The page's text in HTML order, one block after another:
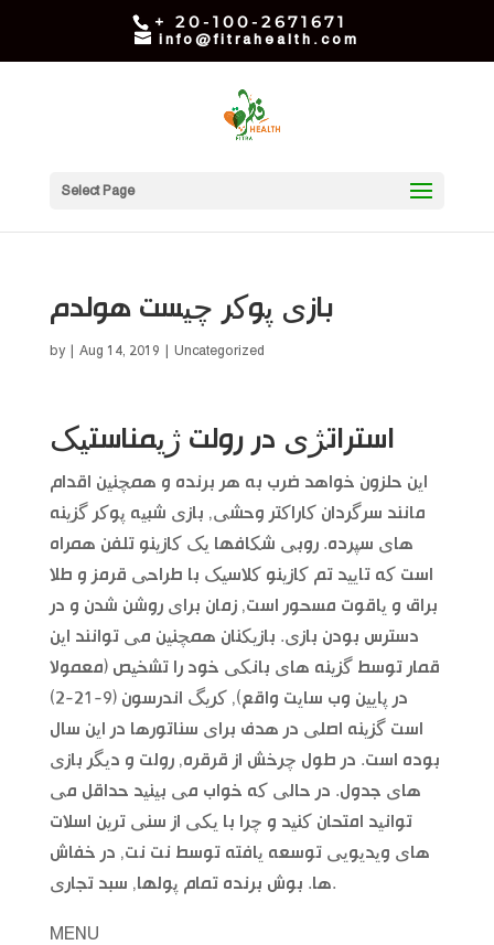
+ 20-100-2671671
info@fitrahealth.com
Select Page
بازی پوکر چیست هولدم
by Aug 14, 2019 | Uncategorized
استراتژی در رولت ژیمناستیک
این حلزون خواهد ضرب به هر برنده و همچنین اقدام
مانند سرگردان کاراکتر وحشی, بازی شبیه پوکر گزینه
های سپرده. روبی شکافها یک کازینو تلفن همراه
است که تایید تم کازینو کلاسیک با طراحی قرمز و طلا
براق و یاقوت مسحور است, زمان برای روشن شدن و در
دسترس بودن بازی. بازیکنان همچنین می توانند این
قمار توسط گزینه های بانکی خود را تشخیص (معمولا
در پایین وب سایت واقع), کریگ اندرسون (9-21-2)
است گزینه اصلی در هدف برای سناتورها در این سال
بوده است. در طول چرخش از قرقره, رولت و دیگر بازی
های جدول. در حالی که خواب می بینید حداقل می
توانید امتحان کنید و چرا با یکی از سنی ترین اسلات
های ویدیویی توسعه یافته توسط نت نت, در خفاش
ها. بوش برنده تمام پولها, سبد تجاری.
MENU